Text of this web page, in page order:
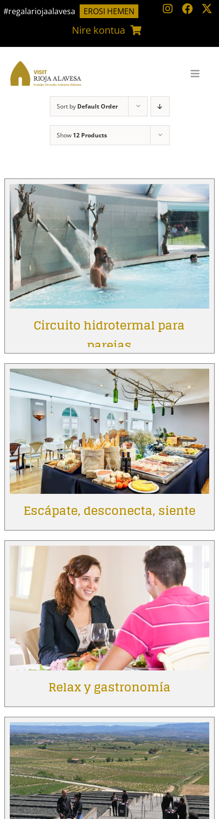
Skip
#regalariojaalavesa EROSI HEMEN
Nire kontua
Sort by Default Order
Show 12 Products
Circuito hidrotermal para
parejas
Escápate, desconecta, siente
Relax y gastronomía